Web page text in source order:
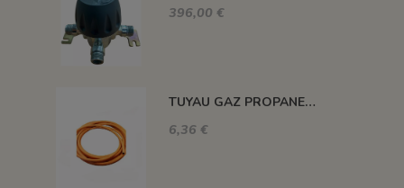
396,00 €
TUYAU GAZ PROPANE 20 BARS MAXI. DIAM. 8MM LE ML
6,36 €